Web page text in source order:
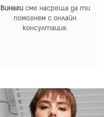
Винагисме насреща да ти
помогнем с онлайн
консултация.